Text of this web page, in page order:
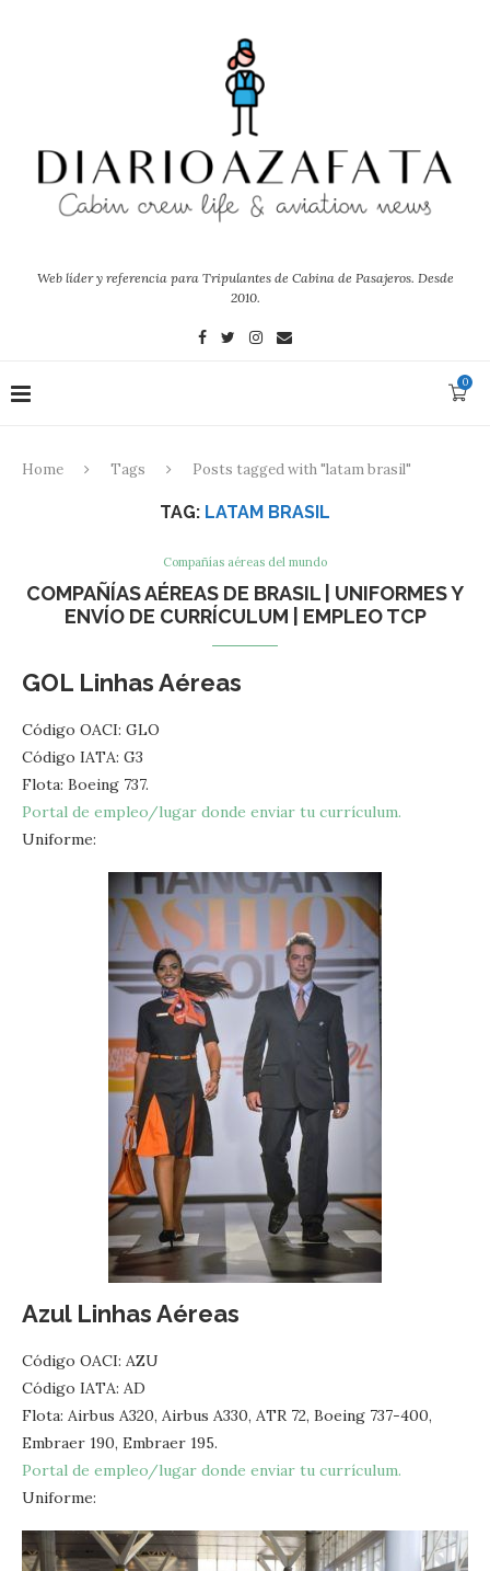
Web líder y referencia para Tripulantes de Cabina de Pasajeros. Desde
2010.
0
Home Tags Posts tagged with "latam brasil"
TAG: LATAM BRASIL
Compañías aéreas del mundo
COMPAÑÍAS AÉREAS DE BRASIL | UNIFORMES Y
ENVÍO DE CURRÍCULUM | EMPLEO TCP
GOL Linhas Aéreas
Código OACI: GLO
Código IATA: G3
Flota: Boeing 737.
Portal de empleo/lugar donde enviar tu currículum.
Uniforme:
Azul Linhas Aéreas
Código OACI: AZU
Código IATA: AD
Flota: Airbus A320, Airbus A330, ATR 72, Boeing 737-400,
Embraer 190, Embraer 195.
Portal de empleo/lugar donde enviar tu currículum.
Uniforme: